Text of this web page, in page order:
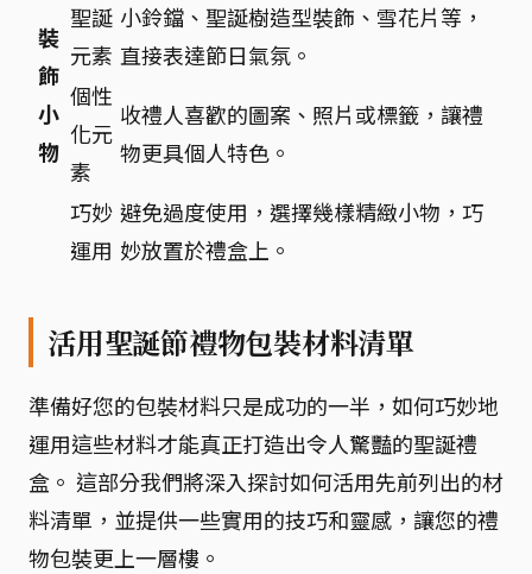
裝
飾
小
物
聖誕
元素
小鈴鐺、聖誕樹造型裝飾、雪花片等，
直接表達節日氣氛。
個性
化元
素
收禮人喜歡的圖案、照片或標籤，讓禮
物更具個人特色。
巧妙
運用
避免過度使用，選擇幾樣精緻小物，巧
妙放置於禮盒上。
活用聖誕節禮物包裝材料清單
準備好您的包裝材料只是成功的一半，如何巧妙地
運用這些材料才能真正打造出令人驚豔的聖誕禮
盒。 這部分我們將深入探討如何活用先前列出的材
料清單，並提供一些實用的技巧和靈感，讓您的禮
物包裝更上一層樓。